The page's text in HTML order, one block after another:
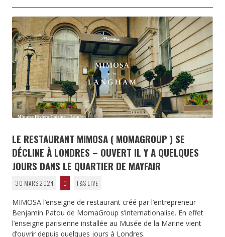
LE RESTAURANT MIMOSA ( MOMAGROUP ) SE
DÉCLINE À LONDRES – OUVERT IL Y A QUELQUES
JOURS DANS LE QUARTIER DE MAYFAIR
30 MARS 2024 0 F&S LIVE
MIMOSA l’enseigne de restaurant créé par l’entrepreneur
Benjamin Patou de MomaGroup s’internationalise. En effet
l’enseigne parisienne installée au Musée de la Marine vient
d’ouvrir depuis quelques jours à Londres.